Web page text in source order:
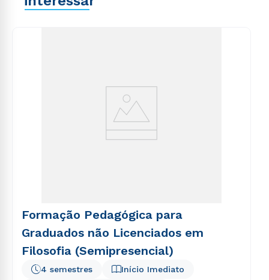
Formação Pedagógica para
Graduados não Licenciados em
Filosofia (Semipresencial)
Início Imediato
4 semestres